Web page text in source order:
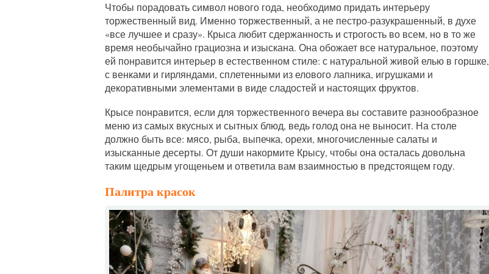
Чтобы порадовать символ нового года, необходимо придать интерьеру
торжественный вид. Именно торжественный, а не пестро-разукрашенный, в духе
«все лучшее и сразу». Крыса любит сдержанность и строгость во всем, но в то же
время необычайно грациозна и изыскана. Она обожает все натуральное, поэтому
ей понравится интерьер в естественном стиле: с натуральной живой елью в горшке,
с венками и гирляндами, сплетенными из елового лапника, игрушками и
декоративными элементами в виде сладостей и настоящих фруктов.
Крысе понравится, если для торжественного вечера вы составите разнообразное
меню из самых вкусных и сытных блюд, ведь голод она не выносит. На столе
должно быть все: мясо, рыба, выпечка, орехи, многочисленные салаты и
изысканные десерты. От души накормите Крысу, чтобы она осталась довольна
таким щедрым угощеньем и ответила вам взаимностью в предстоящем году.
Палитра красок